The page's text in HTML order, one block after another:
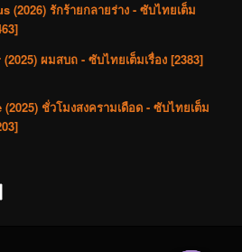
(2026) รักร้ายกลายร่าง - ซับไทยเต็ม
ผมสบถ - ซับไทยเต็มเรื่อง [2383]
(2025) ชั่วโมงสงครามเดือด - ซับไทยเต็ม